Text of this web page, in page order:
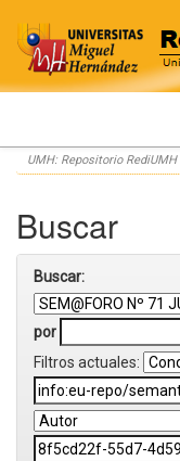
Skip
navigation
UMH: Repositorio RediUMH
Buscar
Buscar:
por
Filtros actuales: